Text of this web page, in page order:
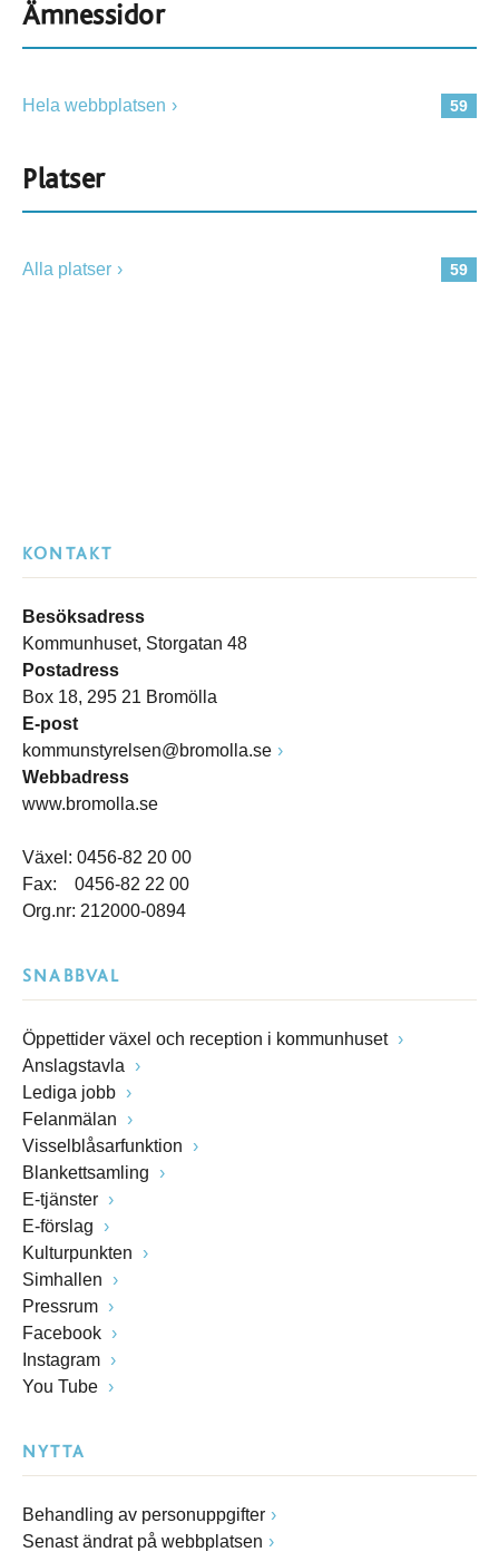
Ämnessidor
59
Hela webbplatsen
Platser
59
Alla platser
KONTAKT
Besöksadress
Kommunhuset, Storgatan 48
Postadress
Box 18, 295 21 Bromölla
E-post
kommunstyrelsen@bromolla.se
Webbadress
www.bromolla.se
Växel: 0456-82 20 00
Fax: 0456-82 22 00
Org.nr: 212000-0894
SNABBVAL
Öppettider växel och reception i kommunhuset
Anslagstavla
Lediga jobb
Felanmälan
Visselblåsarfunktion
Blankettsamling
E-tjänster
E-förslag
Kulturpunkten
Simhallen
Pressrum
Facebook
Instagram
You Tube
NYTTA
Behandling av personuppgifter
Senast ändrat på webbplatsen